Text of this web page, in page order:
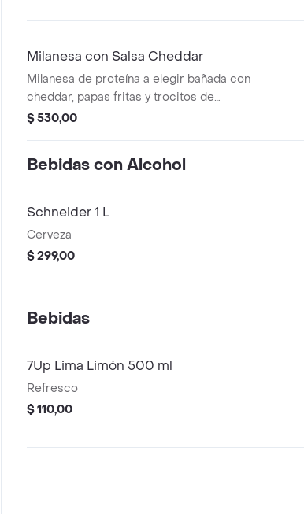
Milanesa con Salsa Cheddar
Milanesa de proteína a elegir bañada con
cheddar, papas fritas y trocitos de
panceta.
$ 530,00
Bebidas con Alcohol
Schneider 1 L
Cerveza
$ 299,00
Bebidas
7Up Lima Limón 500 ml
Refresco
$ 110,00